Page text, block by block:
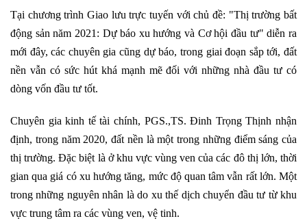
Tại chương trình Giao lưu trực tuyến với chủ đề: "Thị trường bất
động sản năm 2021: Dự báo xu hướng và Cơ hội đầu tư" diễn ra
mới đây, các chuyên gia cũng dự báo, trong giai đoạn sắp tới, đất
nền vẫn có sức hút khá mạnh mẽ đối với những nhà đầu tư có
dòng vốn đầu tư tốt.
Chuyên gia kinh tế tài chính, PGS.,TS. Đinh Trọng Thịnh nhận
định, trong năm 2020, đất nền là một trong những điểm sáng của
thị trường. Đặc biệt là ở khu vực vùng ven của các đô thị lớn, thời
gian qua giá có xu hướng tăng, mức độ quan tâm vẫn rất lớn. Một
trong những nguyên nhân là do xu thế dịch chuyển đầu tư từ khu
vực trung tâm ra các vùng ven, vệ tinh.